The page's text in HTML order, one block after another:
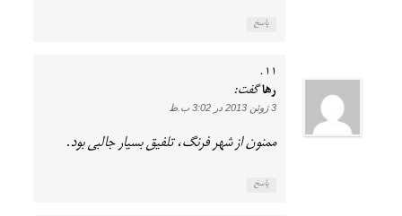
پاسخ
رهاگفت:
3 ژوئن 2013 در 3:02 ب.ظ
ممنون از شهر فرنگ، تلفیق بسیار جالبی بود.
پاسخ